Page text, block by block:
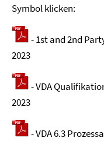
Symbol klicken:
- 1st and 2nd
2023
- VDA
2023
- VDA 6.3